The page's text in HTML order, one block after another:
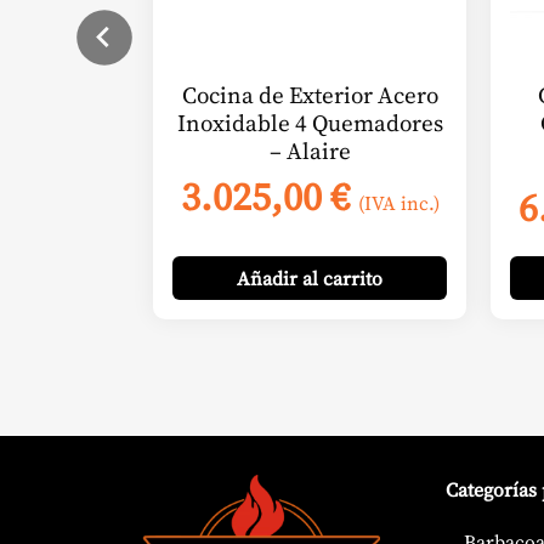
Cocina de Exterior Acero
Inoxidable 4 Quemadores
– Alaire
3.025,00€ (IVA inc.)
Añadiral carrito